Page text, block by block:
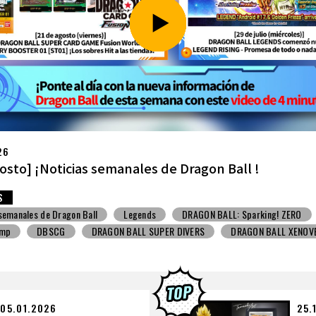
¡Noticias semanales de Dragon Ball !
de Dragon Ball
Snack con juguete V Jump
DBSCG
SUPER DIVERS
DRAGON BALL XENOVERSE ３
Los dibujos de Toyotarou
BANDAI
05.01.2026